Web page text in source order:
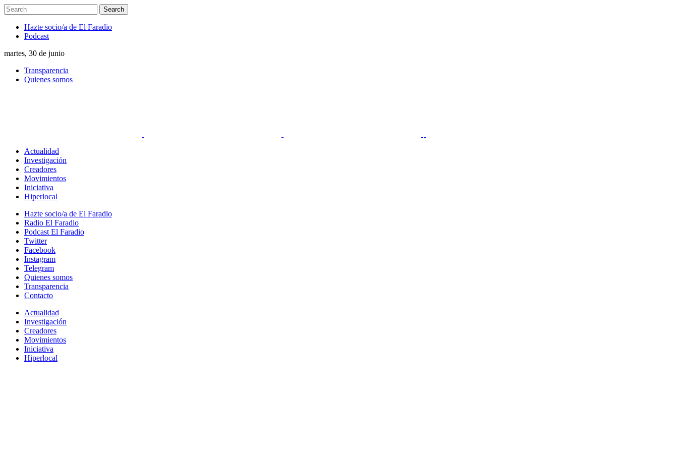
Hazte socio/a de El Faradio
Podcast
martes, 30 de junio
Transparencia
Quienes somos
Actualidad
Investigación
Creadores
Movimientos
Iniciativa
Hiperlocal
Hazte socio/a de El Faradio
Radio El Faradio
Podcast El Faradio
Twitter
Facebook
Instagram
Telegram
Quienes somos
Transparencia
Contacto
Actualidad
Investigación
Creadores
Movimientos
Iniciativa
Hiperlocal